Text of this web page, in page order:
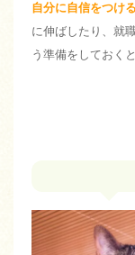
自分に自信をつける
に伸ばしたり、就
う準備をしておく